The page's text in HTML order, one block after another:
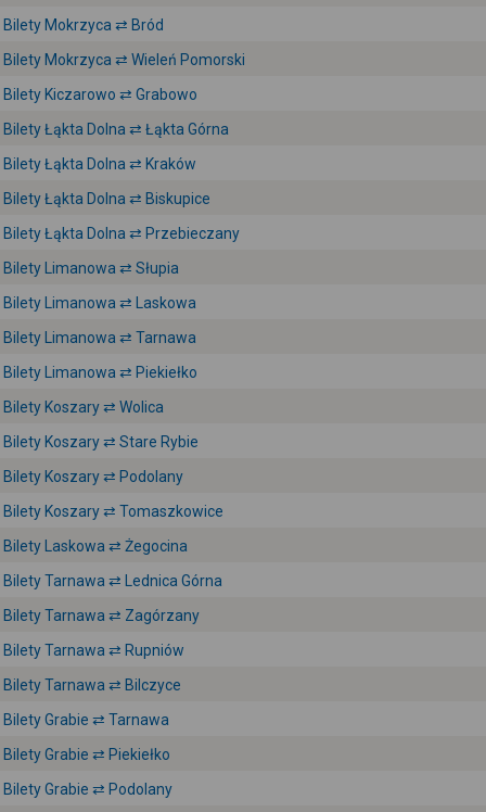
Bilety Mokrzyca ⇄ Bród
Bilety Mokrzyca ⇄ Wieleń Pomorski
Bilety Kiczarowo ⇄ Grabowo
Bilety Łąkta Dolna ⇄ Łąkta Górna
Bilety Łąkta Dolna ⇄ Kraków
Bilety Łąkta Dolna ⇄ Biskupice
Bilety Łąkta Dolna ⇄ Przebieczany
Bilety Limanowa ⇄ Słupia
Bilety Limanowa ⇄ Laskowa
Bilety Limanowa ⇄ Tarnawa
Bilety Limanowa ⇄ Piekiełko
Bilety Koszary ⇄ Wolica
Bilety Koszary ⇄ Stare Rybie
Bilety Koszary ⇄ Podolany
Bilety Koszary ⇄ Tomaszkowice
Bilety Laskowa ⇄ Żegocina
Bilety Tarnawa ⇄ Lednica Górna
Bilety Tarnawa ⇄ Zagórzany
Bilety Tarnawa ⇄ Rupniów
Bilety Tarnawa ⇄ Bilczyce
Bilety Grabie ⇄ Tarnawa
Bilety Grabie ⇄ Piekiełko
Bilety Grabie ⇄ Podolany